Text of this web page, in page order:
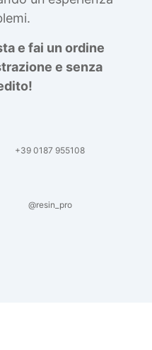
va spedito a
alta qualità e
può essere
valutazione di
a + 210
di Sicurezza
e fai un ordine
e senza
+39 0187 955108
@resin_pro